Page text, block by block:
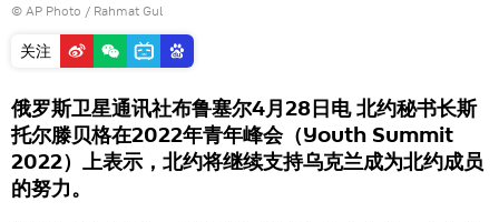
© AP Photo / Rahmat Gul
关注
俄罗斯卫星通讯社布鲁塞尔4月28日电 北约秘书长斯
托尔滕贝格在2022年青年峰会（Youth Summit
2022）上表示，北约将继续支持乌克兰成为北约成员
的努力。